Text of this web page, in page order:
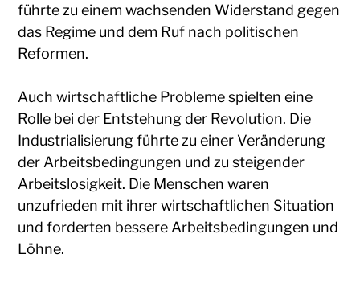
führte zu einem wachsenden Widerstand gegen
das Regime und dem Ruf nach politischen
Reformen.
Auch wirtschaftliche Probleme spielten eine
Rolle bei der Entstehung der Revolution. Die
Industrialisierung führte zu einer Veränderung
der Arbeitsbedingungen und zu steigender
Arbeitslosigkeit. Die Menschen waren
unzufrieden mit ihrer wirtschaftlichen Situation
und forderten bessere Arbeitsbedingungen und
Löhne.